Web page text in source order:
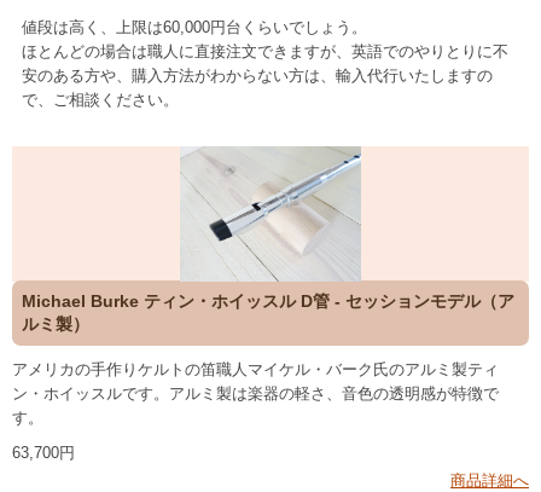
値段は高く、上限は60,000円台くらいでしょう。
ほとんどの場合は職人に直接注文できますが、英語でのやりとりに不
安のある方や、購入方法がわからない方は、輸入代行いたしますの
で、ご相談ください。
Michael Burke ティン・ホイッスル D管 - セッションモデル（ア
ルミ製）
アメリカの手作りケルトの笛職人マイケル・バーク氏のアルミ製ティ
ン・ホイッスルです。アルミ製は楽器の軽さ、音色の透明感が特徴で
す。
63,700円
商品詳細へ